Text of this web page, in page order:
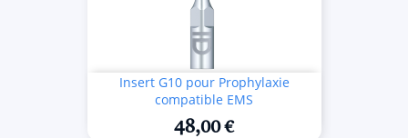
Insert G10 pour Prophylaxie
compatible EMS
48,00 €